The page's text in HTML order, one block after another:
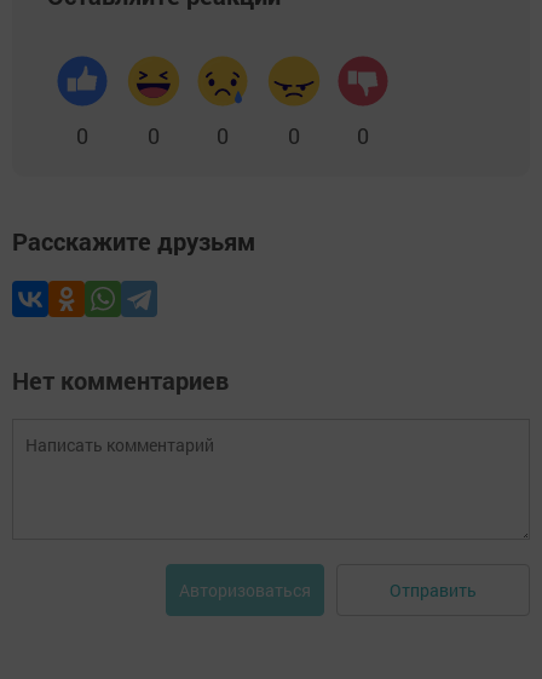
0 0 0 0 0
Расскажите друзьям
Нет комментариев
Авторизоваться Отправить